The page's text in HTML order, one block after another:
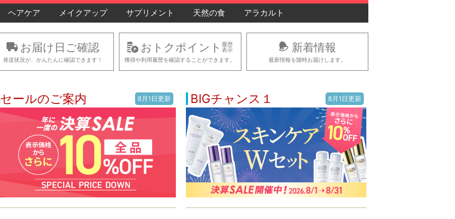
ヘアケア メイクアップ サプリメント 天然の食 アラカルト
お届け日ご確認
発送状況が、かんたんに確認できます！
おトクポイント履歴
表示
獲得や利用履歴を確認することができます。
新着情報
最新情報を随時お届けします。
セールのご案内 8月1日更新 BIGチャンス１ 8月1日更新